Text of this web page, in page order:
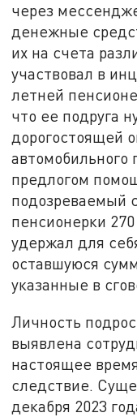
через
денежные
их на счета
участвовал в
летней
что ее подруга
дорогостоящей
предлогом
подозреваемый
пенсионерки
удержал для
оставшуюся
указанные в
Личность
выявлена
настоящее
следствие.
декабря 2023